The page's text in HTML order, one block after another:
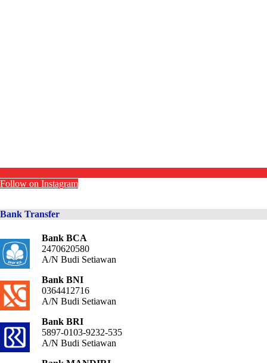
Follow on Instagram
Bank Transfer
Bank BCA
2470620580
A/N Budi Setiawan
Bank BNI
0364412716
A/N Budi Setiawan
Bank BRI
5897-0103-9232-535
A/N Budi Setiawan